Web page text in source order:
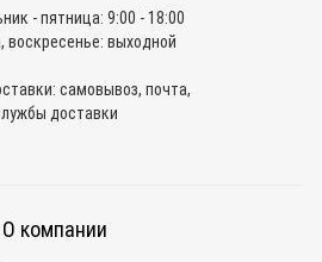
- пятница: 9:00 - 18:00
воскресенье: выходной
самовывоз, почта,
доставки
О компании